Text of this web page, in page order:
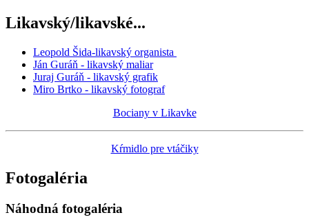
Likavský/likavské...
Leopold Šida-likavský organista
Ján Guráň - likavský maliar
Juraj Guráň - likavský grafik
Miro Brtko - likavský fotograf
Bociany v Likavke
Kŕmidlo pre vtáčiky
Fotogaléria
Náhodná fotogaléria